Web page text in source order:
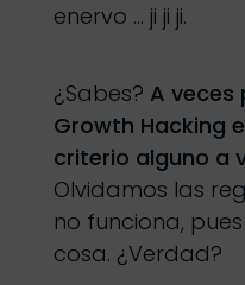
enervo … ji ji ji.
¿Sabes? A veces
Growth Hacking
criterio alguno a
Olvidamos las
no funciona,
cosa. ¿Verdad?